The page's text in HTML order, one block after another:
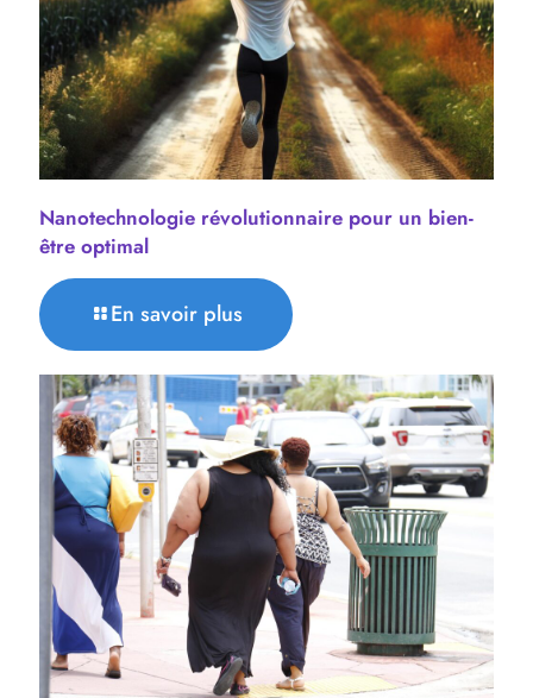
Nanotechnologie révolutionnaire pour un bien-
être optimal
En savoir plus